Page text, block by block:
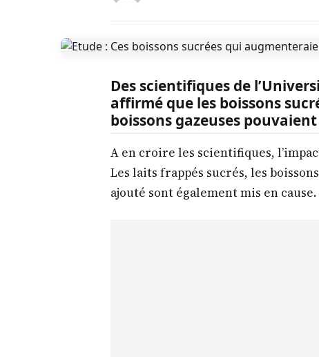
Des scientifiques de
affirmé que les boissons
boissons gazeuses
A en croire les scientifiques,
Les laits frappés sucrés, les
ajouté sont également mis en cause.